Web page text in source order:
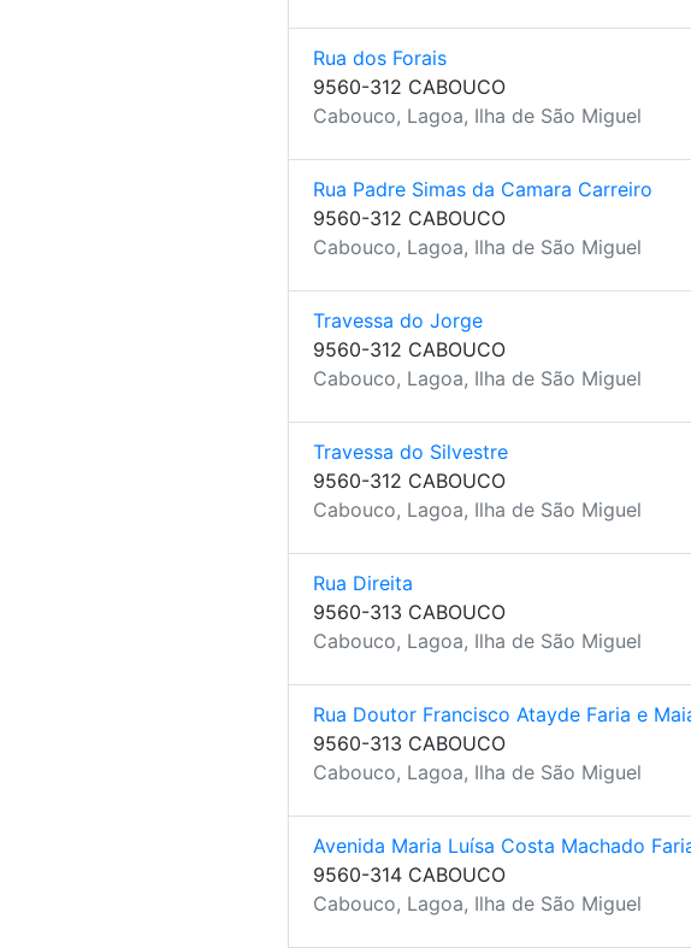
Rua dos Forais
9560-312 CABOUCO
Cabouco, Lagoa, Ilha de São Miguel
Rua Padre Simas da Camara Carreiro
9560-312 CABOUCO
Cabouco, Lagoa, Ilha de São Miguel
Travessa do Jorge
9560-312 CABOUCO
Cabouco, Lagoa, Ilha de São Miguel
Travessa do Silvestre
9560-312 CABOUCO
Cabouco, Lagoa, Ilha de São Miguel
Rua Direita
9560-313 CABOUCO
Cabouco, Lagoa, Ilha de São Miguel
Rua Doutor Francisco Atayde Faria e
9560-313 CABOUCO
Cabouco, Lagoa, Ilha de São Miguel
Avenida Maria Luísa Costa Machado
9560-314 CABOUCO
Cabouco, Lagoa, Ilha de São Miguel